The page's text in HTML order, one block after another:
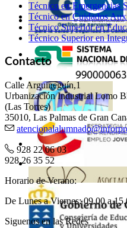
Técnico en Emergencias
Técnico en Cuidados
Técnico Superior en
Técnico Superior en
Contacto
Calle Arguineguín,1
Urbanización Industrial Lomo
(Las Torres)
35010, Las Palmas de Gran
928 22 06 03
928 26 35 52
Horario de Verano:
De Lunes a Viernes: 09.00 a
Siguenos en las Redes